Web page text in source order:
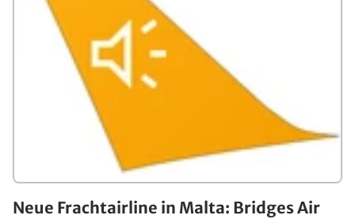
Neue Frachtairline in Malta: Bridges Air